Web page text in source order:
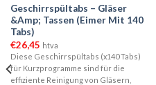
Geschirrspültabs – Gläser
&Amp; Tassen (Eimer Mit 140
Tabs)
€26,45 htva
Diese Geschirrspültabs (x140 Tabs)
für Kurzprogramme sind für die
effiziente Reinigung von Gläsern,